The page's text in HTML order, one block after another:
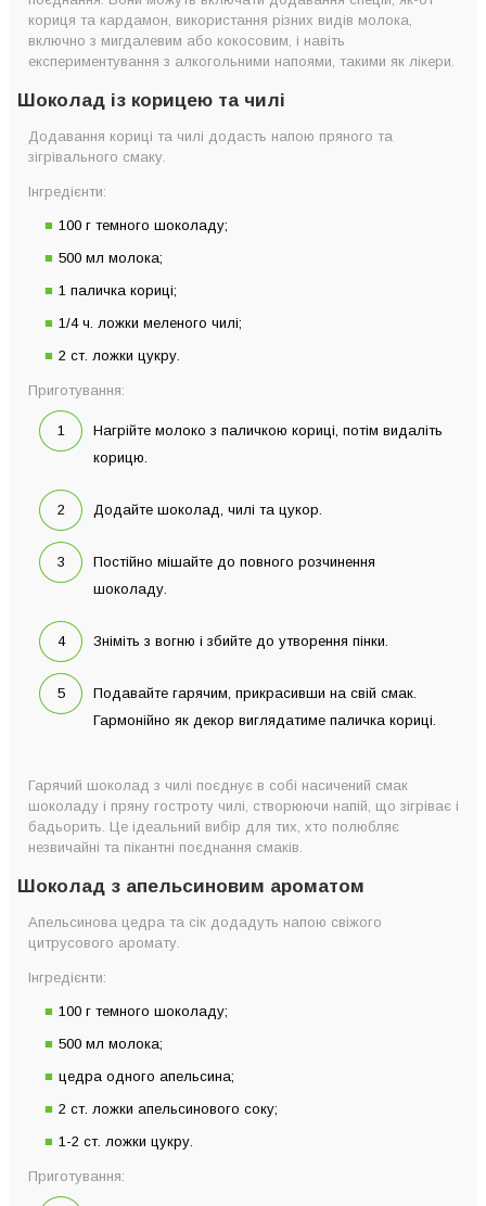
кориця та кардамон, використання різних видів молока,
включно з мигдалевим або кокосовим, і навіть
експериментування з алкогольними напоями, такими як лікери.
Шоколад із корицею та чилі
Додавання кориці та чилі додасть напою пряного та
зігрівального смаку.
Інгредієнти:
100 г темного шоколаду;
500 мл молока;
1 паличка кориці;
1/4 ч. ложки меленого чилі;
2 ст. ложки цукру.
Приготування:
Нагрійте молоко з паличкою кориці, потім видаліть
корицю.
Додайте шоколад, чилі та цукор.
Постійно мішайте до повного розчинення
шоколаду.
Зніміть з вогню і збийте до утворення пінки.
Подавайте гарячим, прикрасивши на свій смак.
Гармонійно як декор виглядатиме паличка кориці.
Гарячий шоколад з чилі поєднує в собі насичений смак
шоколаду і пряну гостроту чилі, створюючи напій, що зігріває і
бадьорить. Це ідеальний вибір для тих, хто полюбляє
незвичайні та пікантні поєднання смаків.
Шоколад з апельсиновим ароматом
Апельсинова цедра та сік додадуть напою свіжого
цитрусового аромату.
Інгредієнти:
100 г темного шоколаду;
500 мл молока;
цедра одного апельсина;
2 ст. ложки апельсинового соку;
1-2 ст. ложки цукру.
Приготування: